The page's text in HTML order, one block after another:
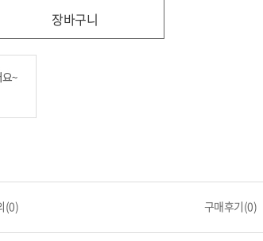
장바구니
(0) 구매후기(0)